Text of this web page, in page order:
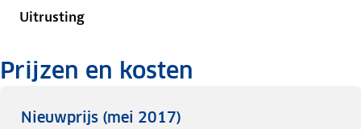
Uitrusting
Prijzen en kosten
Nieuwprijs (mei 2017)